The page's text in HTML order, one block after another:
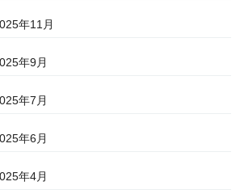
年11月
年9月
年7月
年6月
年4月